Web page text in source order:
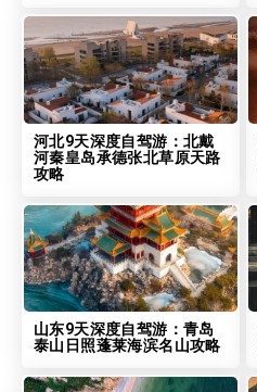
河北9天深度自驾游：北戴
河秦皇岛承德张北草原天路
攻略
山东9天深度自驾游：青岛
泰山日照蓬莱海滨名山攻略